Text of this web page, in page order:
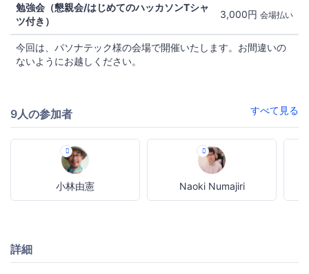
勉強会（懇親会/はじめてのハッカソンTシャ
ツ付き）
3,000円 会場払い
今回は、パソナテック様の会場で開催いたします。お間違いの
ないようにお越しください。
9人の参加者 すべて見る
小林由憲 Naoki Numajiri
詳細